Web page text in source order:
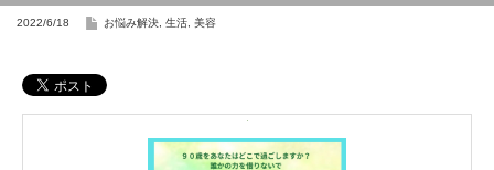
2022/6/18 お悩み解決 生活 美容